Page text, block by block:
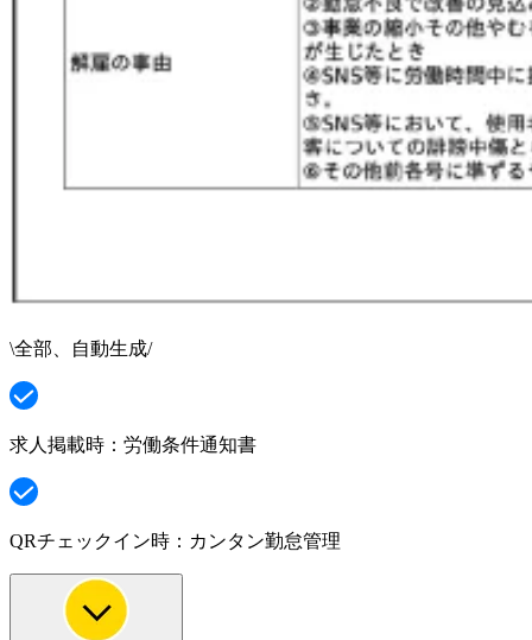
\全部、自動生成/
求人掲載時： 労働条件通知書
QRチェックイン時： カンタン勤怠管理